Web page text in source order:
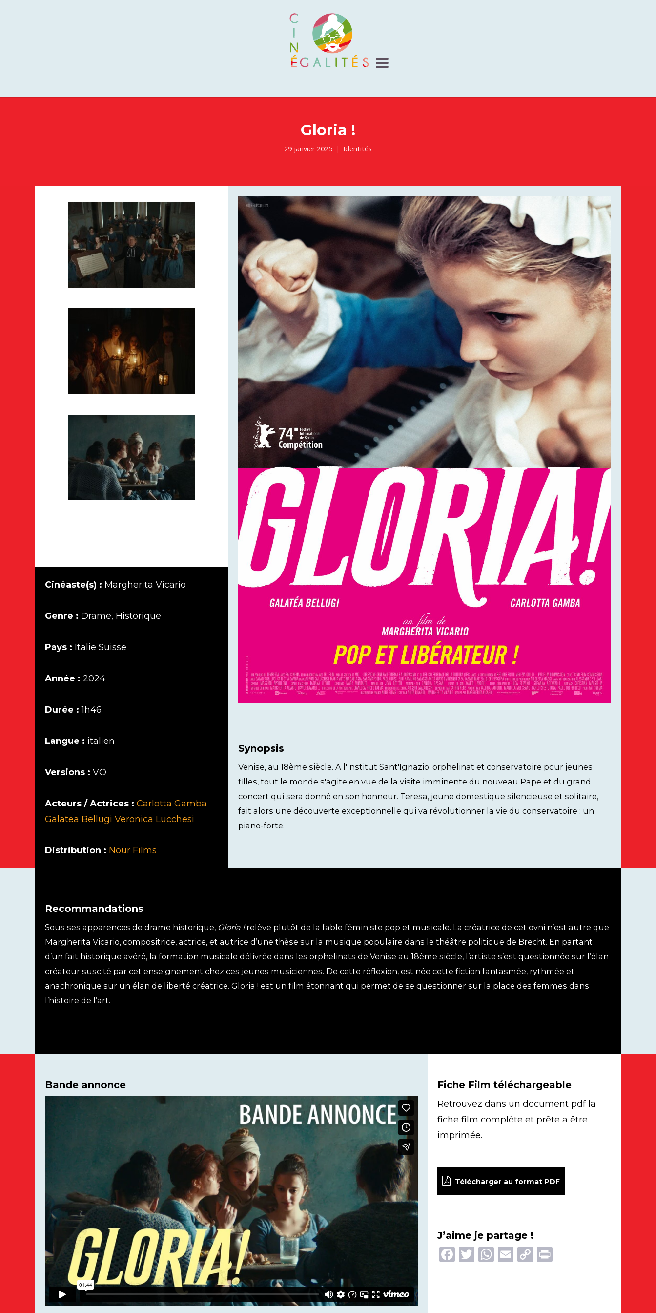
Gloria !
29 janvier 2025 Identités
Cinéaste(s) : Margherita Vicario
Genre : Drame, Historique
Pays : Italie Suisse
Année : 2024
Durée :1h46
Langue : italien
Versions : VO
Acteurs / Actrices : Carlotta Gamba
Galatea Bellugi Veronica Lucchesi
Distribution : Nour Films
Synopsis
Venise, au 18ème siècle. A l'Institut Sant'Ignazio, orphelinat et conservatoire pour jeunes
filles, tout le monde s'agite en vue de la visite imminente du nouveau Pape et du grand
concert qui sera donné en son honneur. Teresa, jeune domestique silencieuse et solitaire,
fait alors une découverte exceptionnelle qui va révolutionner la vie du conservatoire : un
piano-forte.
Recommandations
Sous ses apparences de drame historique, Gloria !relève plutôt de la fable féministe pop et musicale. La créatrice de cet ovni n’est autre que
Margherita Vicario, compositrice, actrice, et autrice d’une thèse sur la musique populaire dans le théâtre politique de Brecht. En partant
d’un fait historique avéré, la formation musicale délivrée dans les orphelinats de Venise au 18ème siècle, l’artiste s’est questionnée sur l’élan
créateur suscité par cet enseignement chez ces jeunes musiciennes. De cette réflexion, est née cette fiction fantasmée, rythmée et
anachronique sur un élan de liberté créatrice. Gloria ! est un film étonnant qui permet de se questionner sur la place des femmes dans
l’histoire de l’art.
Bande annonce Fiche Film téléchargeable
Retrouvez dans un document pdf la
fiche film complète et prête a être
imprimée.
Télécharger au format PDF
J’aime je partage !
Facebook
Twitter
WhatsApp
Email
Copy